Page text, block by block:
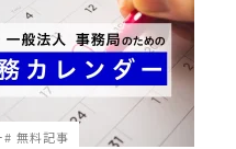
無料記事